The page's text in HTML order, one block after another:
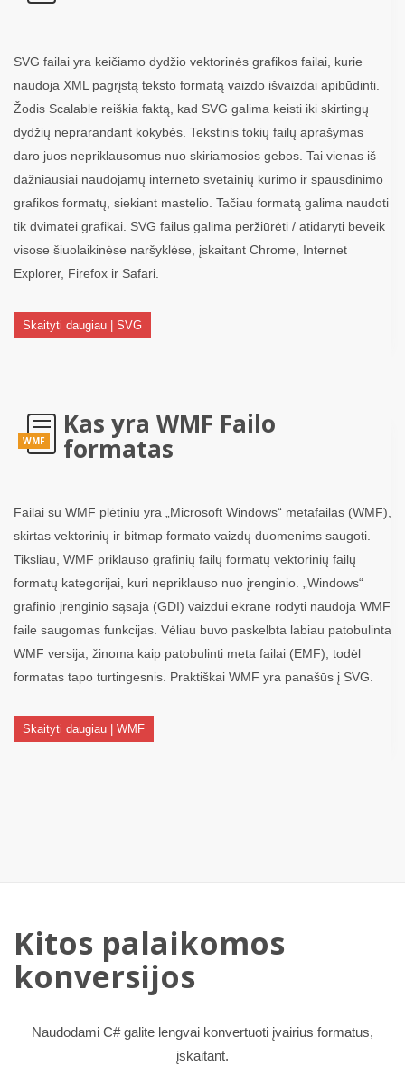
SVG failai yra keičiamo dydžio vektorinės grafikos failai, kurie
naudoja XML pagrįstą teksto formatą vaizdo išvaizdai apibūdinti.
Žodis Scalable reiškia faktą, kad SVG galima keisti iki skirtingų
dydžių neprarandant kokybės. Tekstinis tokių failų aprašymas
daro juos nepriklausomus nuo skiriamosios gebos. Tai vienas iš
dažniausiai naudojamų interneto svetainių kūrimo ir spausdinimo
grafikos formatų, siekiant mastelio. Tačiau formatą galima naudoti
tik dvimatei grafikai. SVG failus galima peržiūrėti / atidaryti beveik
visose šiuolaikinėse naršyklėse, įskaitant Chrome, Internet
Explorer, Firefox ir Safari.
Skaityti daugiau | SVG
WMF
Kas yra WMF Failo
formatas
Failai su WMF plėtiniu yra „Microsoft Windows“ metafailas (WMF),
skirtas vektorinių ir bitmap formato vaizdų duomenims saugoti.
Tiksliau, WMF priklauso grafinių failų formatų vektorinių failų
formatų kategorijai, kuri nepriklauso nuo įrenginio. „Windows“
grafinio įrenginio sąsaja (GDI) vaizdui ekrane rodyti naudoja WMF
faile saugomas funkcijas. Vėliau buvo paskelbta labiau patobulinta
WMF versija, žinoma kaip patobulinti meta failai (EMF), todėl
formatas tapo turtingesnis. Praktiškai WMF yra panašūs į SVG.
Skaityti daugiau | WMF
Kitos palaikomos
konversijos
Naudodami C# galite lengvai konvertuoti įvairius formatus,
įskaitant.